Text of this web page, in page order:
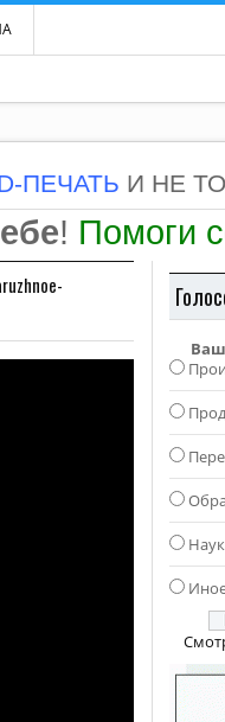
ПЕЧАТЬ И НЕ
! Помоги
Ваш